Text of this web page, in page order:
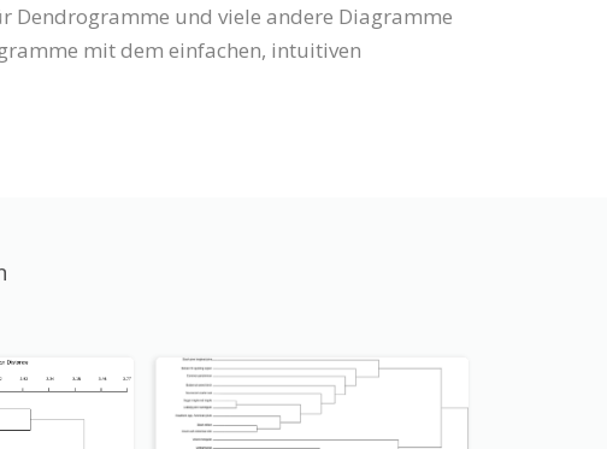
Dendrogramme und viele andere Diagramme
mit dem einfachen, intuitiven